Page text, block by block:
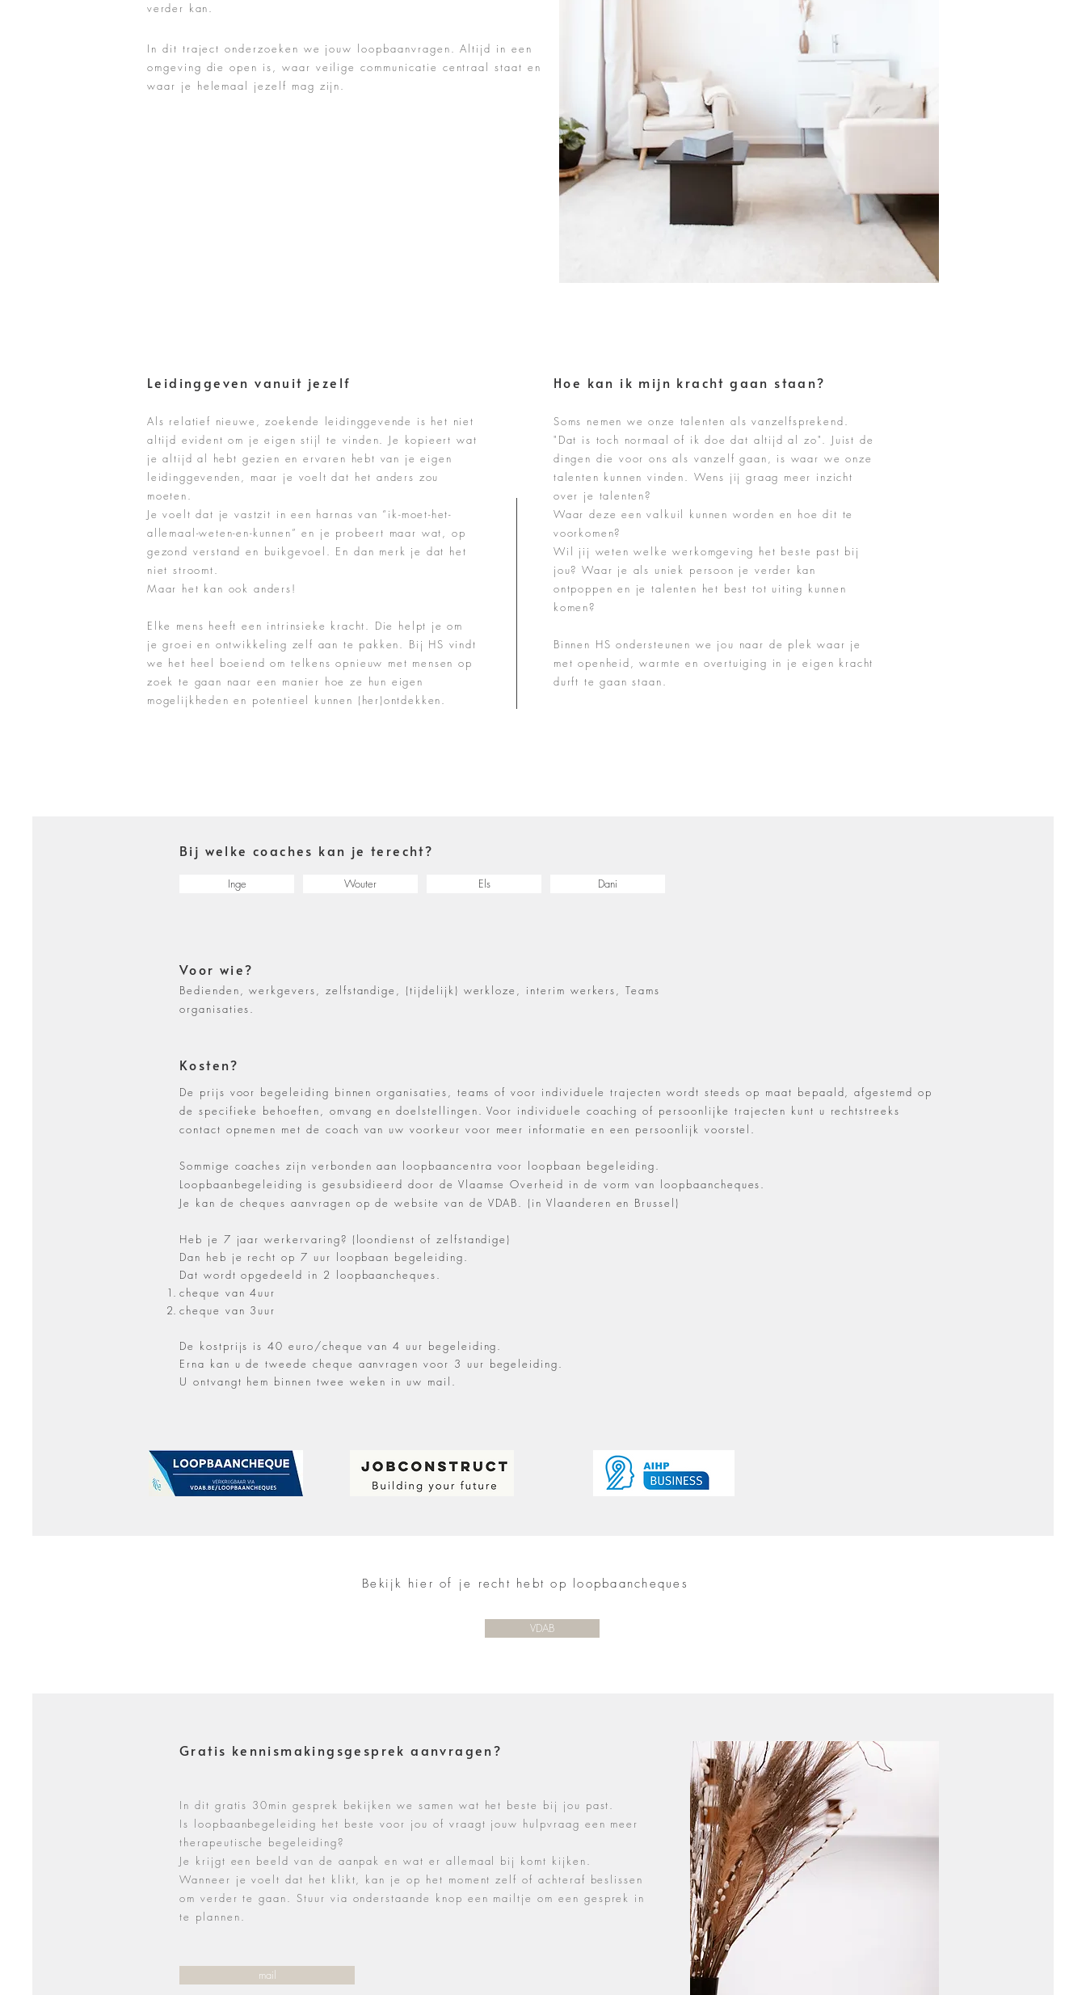
verder kan.
In dit traject onderzoeken we jouw loopbaanvragen. Altijd in een
omgeving die open is, waar veilige communicatie centraal staat en
waar je helemaal jezelf mag zijn.
Leidinggeven vanuit jezelf
Als relatief nieuwe, zoekende leidinggevende is het niet
altijd evident om je eigen stijl te vinden. Je kopieert wat
je altijd al hebt gezien en ervaren hebt van je eigen
leidinggevenden, maar je voelt dat het anders zou
moeten.
Je voelt dat je vastzit in een harnas van “ik-moet-het-
allemaal-weten-en-kunnen” en je probeert maar wat, op
gezond verstand en buikgevoel. En dan merk je dat het
niet stroomt.
Maar het kan ook anders!
Elke mens heefteen intrinsieke kracht. Die helpt je om
je groei en ontwikkeling zelf aan te pakken. Bij HS vindt
we het heel boeiend om telkens opnieuw met mensen op
zoek te gaan naar een manier hoe ze hun eigen
mogelijkheden en potentieel kunnen (her)ontdekken.
Hoe kan ik mijn kracht gaan staan?
Soms nemen we onze talenten als vanzelfsprekend.
"Dat is toch normaal of ik doe dat altijd al zo". Juist de
dingen die voor ons als vanzelf gaan, is waar we onze
talenten kunnen vinden. Wens jij graag meer inzicht
over je talenten?
Waar deze een valkuil kunnen worden en hoe dit te
voorkomen?
Wil jij weten welke werkomgeving het beste past bij
jou? Waar je als uniek persoon je verder kan
ontpoppen en je talenten het best tot uiting kunnen
komen?
Binnen HS ondersteunen we jou naar de plek waar je
met openheid, warmte en overtuiging in je eigen kracht
durft te gaan staan.
Bij welke coaches kan je terecht?
Inge Wouter Els Dani
Voor wie?
Bedienden, werkgevers, zelfstandige, (tijdelijk) werkloze, interim werkers, Teams
organisaties.
Kosten?
De prijs voor begeleiding binnen organisaties, teams of voor individuele trajecten wordt steeds op maat bepaald, afgestemd op
de specifieke behoeften, omvang en doelstellingen. Voor individuele coaching of persoonlijke trajecten kunt u rechtstreeks
contact opnemen met de coach van uw voorkeur voor meer informatie en een persoonlijk voorstel.
Sommige coaches zijn verbonden aan loopbaancentra voor loopbaan begeleiding.
Loopbaanbegeleiding is gesubsidieerd door de Vlaamse Overheid in de vorm van loopbaancheques.
Je kan de cheques aanvragen op de website van de VDAB. (in Vlaanderen en Brussel)
Heb je 7 jaar werkervaring? (loondienst of zelfstandige)
Dan heb je recht op 7 uur loopbaan begeleiding.
Dat wordt opgedeeld in 2 loopbaancheques.
cheque van 4uur
cheque van 3uur
De kostprijs is 40 euro/cheque van 4 uur begeleiding.
Erna kan u de tweede cheque aanvragen voor 3 uur begeleiding.
U ontvangt hem binnen twee weken in uw mail.
Bekijk hier of je recht hebt op loopbaancheques
VDAB
Gratis kennismakingsgesprek aanvragen?
In dit gratis 30min gesprek bekijken we samen wat het beste bij jou past.
Is loopbaanbegeleiding het beste voor jou of vraagt jouw hulpvraag een meer
therapeutische begeleiding?
Je krijgt een beeld van de aanpak en wat er allemaal bij komt kijken.
Wanneer je voelt dat het klikt, kan je op het moment zelf of achteraf beslissen
om verder te gaan. Stuur via onderstaande knop een mailtje om een gesprek in
te plannen.
mail